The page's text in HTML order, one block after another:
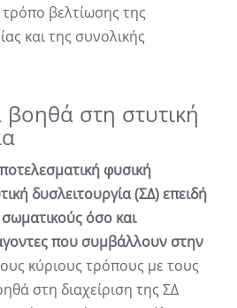
βελτίωσης της
και της συνολικής
στη στυτική
φυσική
δυσλειτουργία (ΣΔ) επειδή
όσο και
που συμβάλλουν στην
κύριους τρόπους με τους
στη διαχείριση της ΣΔ